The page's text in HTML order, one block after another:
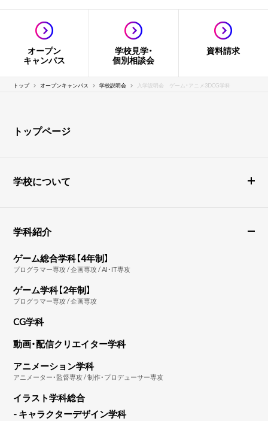
オープン
キャンパス
学校見学・
個別相談会
資料請求
トップ オープンキャンパス 学校説明会 入学説明会 ゲーム・アニメ3DCG学科
トップページ
学校について
学科紹介
ゲーム総合学科【4年制】
プログラマー専攻 / 企画専攻 / AI・IT専攻
ゲーム学科【2年制】
プログラマー専攻 / 企画専攻
CG学科
動画・配信クリエイター学科
アニメーション学科
アニメーター・監督専攻 / 制作・プロデューサー専攻
イラスト学科総合
- キャラクターデザイン学科